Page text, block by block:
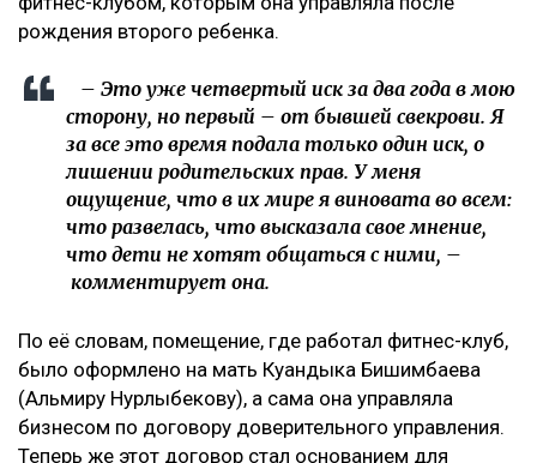
рождения второго ребенка.
– Это уже четвертый иск за два года в мою
сторону, но первый – от бывшей свекрови. Я
за все это время подала только один иск, о
лишении родительских прав. У меня
ощущение, что в их мире я виновата во всем:
что развелась, что высказала свое мнение,
что дети не хотят общаться с ними, –
комментирует она.
По её словам, помещение, где работал фитнес-клуб,
было оформлено на мать Куандыка Бишимбаева
(Альмиру Нурлыбекову), а сама она управляла
бизнесом по договору доверительного управления.
Теперь же этот договор стал основанием для